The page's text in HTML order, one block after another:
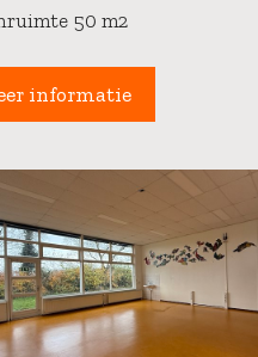
50 m2
informatie